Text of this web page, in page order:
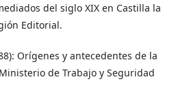
del siglo XIX en Castilla la
Editorial.
Orígenes y antecedentes de la
de Trabajo y Seguridad